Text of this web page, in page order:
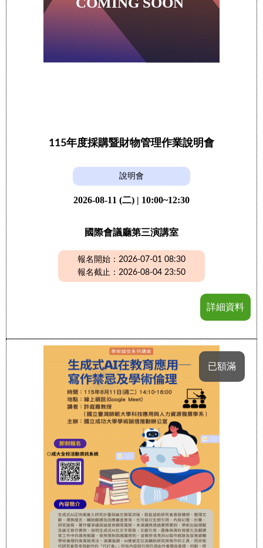
115年度採購暨財物管理作業說明會
說明會
2026-08-11 (二) | 10:00~12:30
國際會議廳第三演講室
報名開始：2026-07-01 08:30
報名截止：2026-08-04 23:50
詳細資料
已額滿